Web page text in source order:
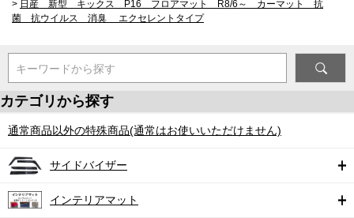
> 日産 新型 キックス P16 フロアマット R8/6～ カーマット 抗
菌 抗ウイルス 消臭 エクセレントタイプ
キーワードから探す
カテゴリから探す
通常商品以外の特殊商品(通常はお使いいただけません)
サイドバイザー
インテリアマット